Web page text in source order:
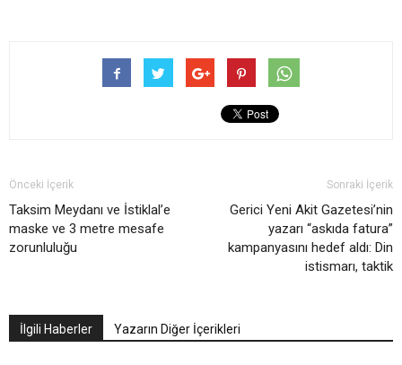
Önceki İçerik
Taksim Meydanı ve İstiklal’e
maske ve 3 metre mesafe
zorunluluğu
Sonraki İçerik
Gerici Yeni Akit Gazetesi’nin
yazarı “askıda fatura”
kampanyasını hedef aldı: Din
istismarı, taktik
İlgili Haberler Yazarın Diğer İçerikleri